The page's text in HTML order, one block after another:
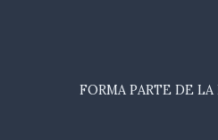
FORMA PARTE DE